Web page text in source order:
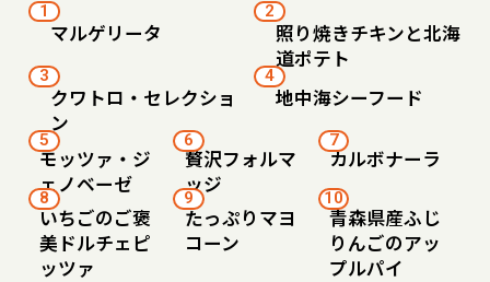
1
マルゲリータ
2
照り焼きチキンと北海
道ポテト
3
クワトロ・セレクショ
ン
4
地中海シーフード
5
モッツァ・ジ
ェノベーゼ
6
贅沢フォルマ
ッジ
7
カルボナーラ
8
いちごのご褒
美ドルチェピ
ッツァ
9
たっぷりマヨ
コーン
10
青森県産ふじ
りんごのアッ
プルパイ